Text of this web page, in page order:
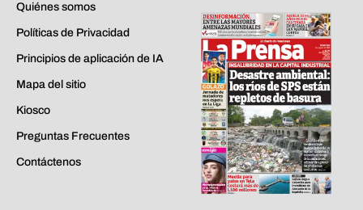
Quiénes somos
Políticas de Privacidad
Principios de aplicación de IA
Mapa del sitio
Kiosco
Preguntas Frecuentes
Contáctenos